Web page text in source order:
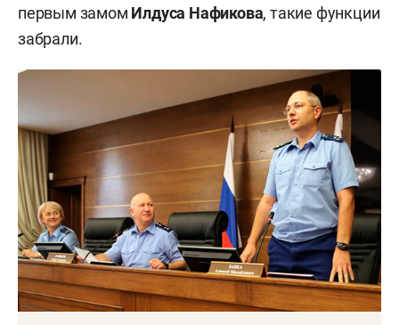
первым замом Илдуса Нафикова, такие функции
забрали.